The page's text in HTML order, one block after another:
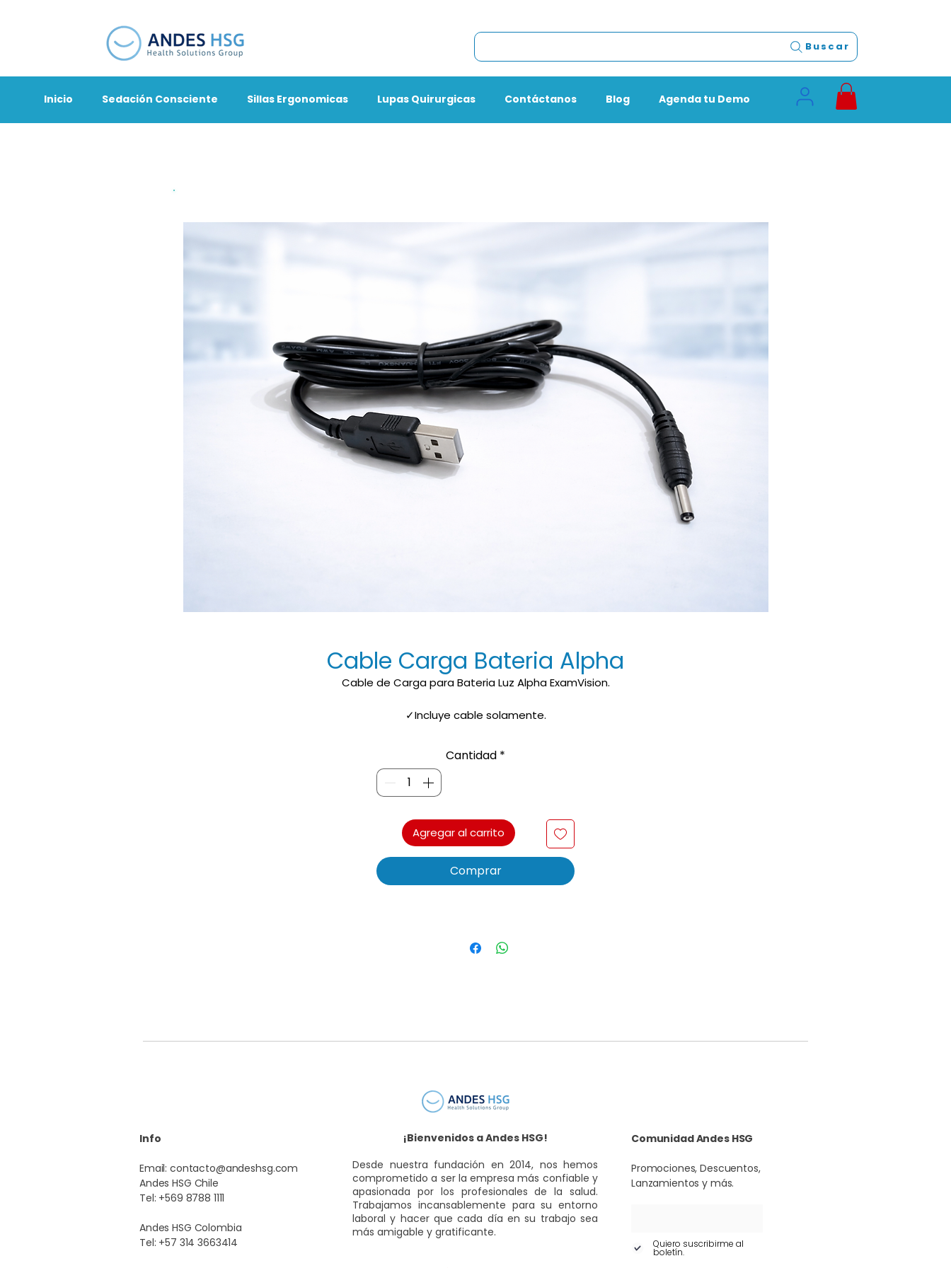
Buscar
Inicio Sedación Consciente Sillas Ergonomicas Lupas Quirurgicas Contáctanos Blog Agenda tu Demo
Cable Carga Bateria Alpha
Cable de Carga para Bateria Luz Alpha ExamVision.
✓Incluye cable solamente.
✓No incluye lampara Alpha.
✓No incluye filtro naranjo.
✓No Incluye despacho
Cantidad *
Agregar al carrito
Comprar
Info
Email:contacto@andeshsg.com
Andes HSG Chile
Tel: +569 8788 1111
Andes HSG Colombia
Tel: +57 314 3663414
¡Bienvenidos a Andes HSG!
Desde nuestra fundación en 2014, nos hemos
comprometido a ser la empresa más confiable y
apasionada por los profesionales de la salud.
Trabajamos incansablemente para su entorno
laboral y hacer que cada día en su trabajo sea
más amigable y gratificante.
Comunidad Andes HSG
Promociones, Descuentos,
Lanzamientos y más.
Quiero suscribirme al
boletín.